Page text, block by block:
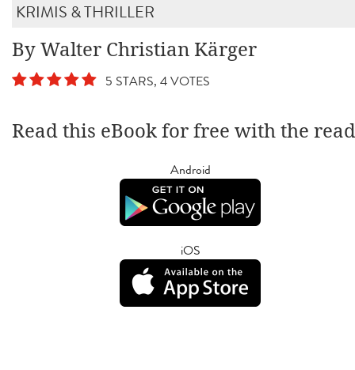
KRIMIS & THRILLER
By Walter Christian Kärger
5 STARS, 4 VOTES
Read this eBook for free with the
Android
iOS